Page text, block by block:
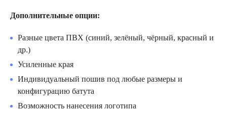
Возможны оба варианта крепления на одном мате по
вашему запросу.
Преимущества обкладочных матов Unitramp
Высокая ударопоглощающая способность
Не впитывают воду и легко очищаются
Устойчивы к разрывам и механическим повреждениям
Дополнительные опции:
Разные цвета ПВХ (синий, зелёный, чёрный, красный и
др.)
Усиленные края
Индивидуальный пошив под любые размеры и
конфигурацию батута
Возможность нанесения логотипа